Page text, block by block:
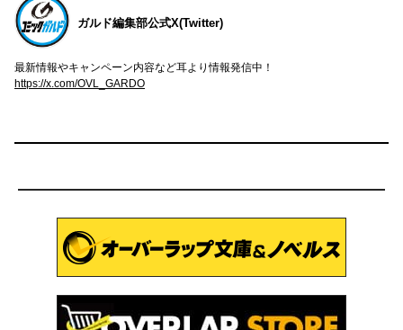
ガルド編集部公式X(Twitter)
最新情報やキャンペーン内容など耳より情報発信中！
https://x.com/OVL_GARDO